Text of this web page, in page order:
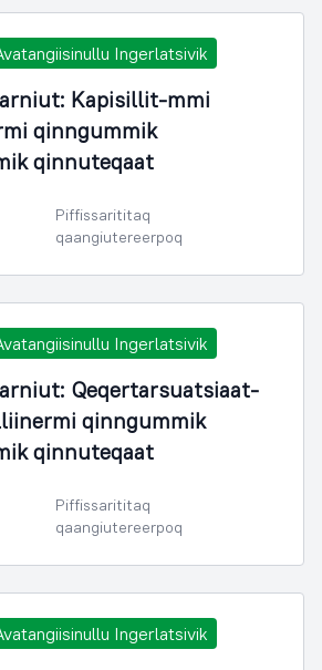
Ingerlatsivik
Kapisillit-mmi
qinngummik
qinnuteqaat
Piffissarititaq
qaangiutereerpoq
Ingerlatsivik
Qeqertarsuatsiaat-
qinngummik
qinnuteqaat
Piffissarititaq
qaangiutereerpoq
Ingerlatsivik